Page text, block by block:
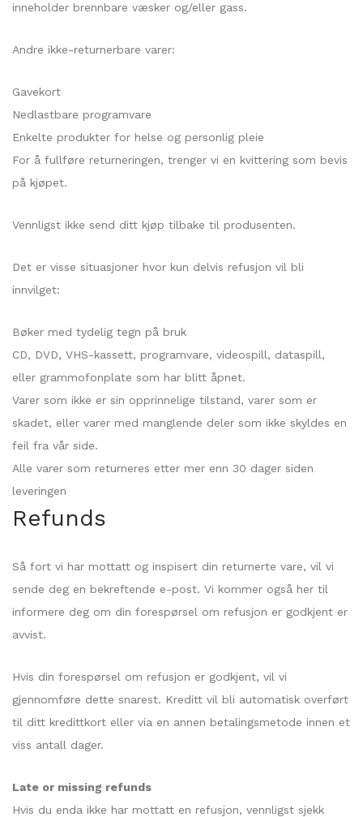
inneholder brennbare væsker og/eller gass.
Andre ikke-returnerbare varer:
Gavekort
Nedlastbare programvare
Enkelte produkter for helse og personlig pleie
For å fullføre returneringen, trenger vi en kvittering som bevis
på kjøpet.
Vennligst ikke send ditt kjøp tilbake til produsenten.
Det er visse situasjoner hvor kun delvis refusjon vil bli
innvilget:
Bøker med tydelig tegn på bruk
CD, DVD, VHS-kassett, programvare, videospill, dataspill,
eller grammofonplate som har blitt åpnet.
Varer som ikke er sin opprinnelige tilstand, varer som er
skadet, eller varer med manglende deler som ikke skyldes en
feil fra vår side.
Alle varer som returneres etter mer enn 30 dager siden
leveringen
Refunds
Så fort vi har mottatt og inspisert din returnerte vare, vil vi
sende deg en bekreftende e-post. Vi kommer også her til
informere deg om din forespørsel om refusjon er godkjent er
avvist.
Hvis din forespørsel om refusjon er godkjent, vil vi
gjennomføre dette snarest. Kreditt vil bli automatisk overført
til ditt kredittkort eller via en annen betalingsmetode innen et
viss antall dager.
Late or missing refunds
Hvis du enda ikke har mottatt en refusjon, vennligst sjekk